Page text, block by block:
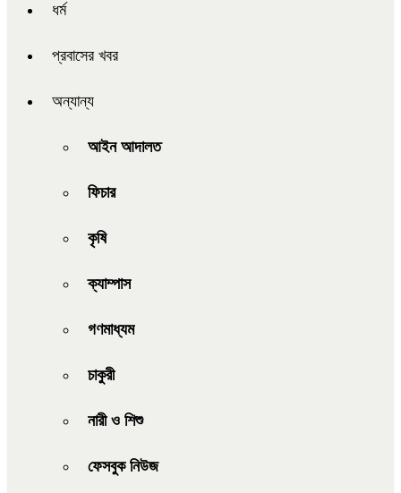
ধর্ম
প্রবাসের খবর
অন্যান্য
আইন আদালত
ফিচার
কৃষি
ক্যাম্পাস
গণমাধ্যম
চাকুরী
নারী ও শিশু
ফেসবুক নিউজ